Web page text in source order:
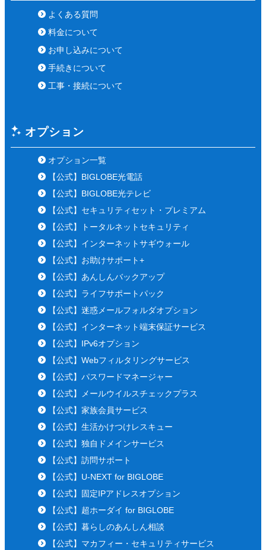
よくある質問
料金について
お申し込みについて
手続きについて
工事・接続について
オプション
オプション一覧
【公式】BIGLOBE光電話
【公式】BIGLOBE光テレビ
【公式】セキュリティセット・プレミアム
【公式】トータルネットセキュリティ
【公式】インターネットサギウォール
【公式】お助けサポート+
【公式】あんしんバックアップ
【公式】ライフサポートパック
【公式】迷惑メールフォルダオプション
【公式】インターネット端末保証サービス
【公式】IPv6オプション
【公式】Webフィルタリングサービス
【公式】パスワードマネージャー
【公式】メールウイルスチェックプラス
【公式】家族会員サービス
【公式】生活かけつけレスキュー
【公式】独自ドメインサービス
【公式】訪問サポート
【公式】U-NEXT for BIGLOBE
【公式】固定IPアドレスオプション
【公式】超ホーダイ for BIGLOBE
【公式】暮らしのあんしん相談
【公式】マカフィー・セキュリティサービス